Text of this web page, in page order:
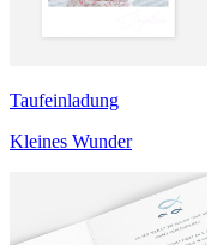
Taufeinladung
Kleines Wunder